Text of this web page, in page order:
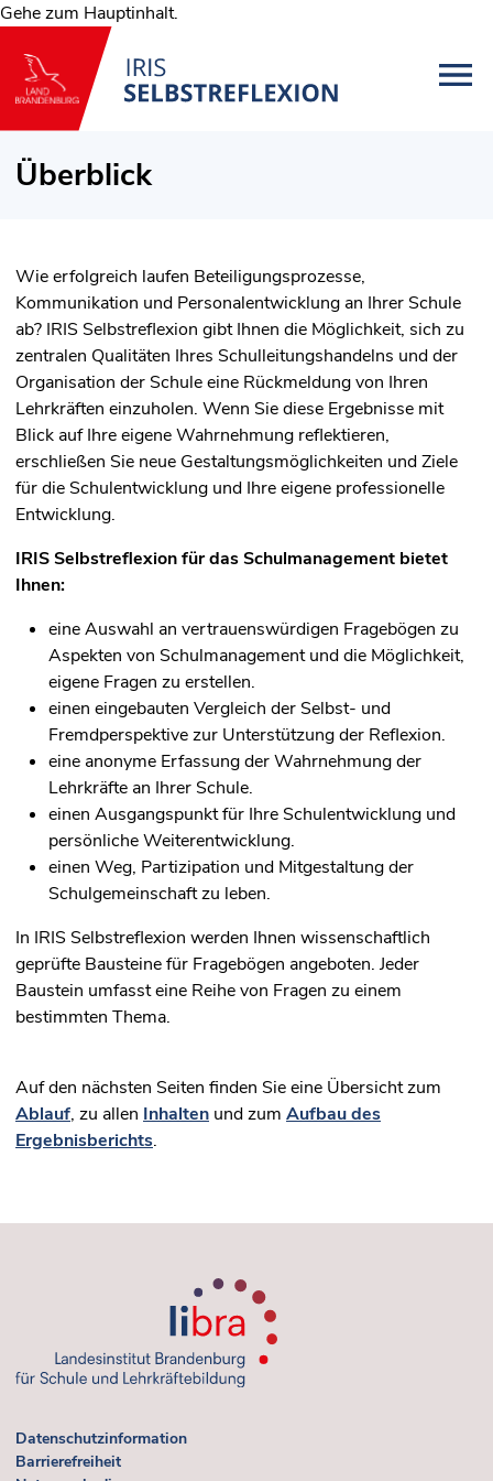
Gehe zum Hauptinhalt.
Überblick
Wie erfolgreich laufen Beteiligungsprozesse,
Kommunikation und Personalentwicklung an Ihrer Schule
ab? IRIS Selbstreflexion gibt Ihnen die Möglichkeit, sich zu
zentralen Qualitäten Ihres Schulleitungshandelns und der
Organisation der Schule eine Rückmeldung von Ihren
Lehrkräften einzuholen. Wenn Sie diese Ergebnisse mit
Blick auf Ihre eigene Wahrnehmung reflektieren,
erschließen Sie neue Gestaltungsmöglichkeiten und Ziele
für die Schulentwicklung und Ihre eigene professionelle
Entwicklung.
IRIS Selbstreflexion für das Schulmanagement bietet
Ihnen:
eine Auswahl an vertrauenswürdigen Fragebögen zu
Aspekten von Schulmanagement und die Möglichkeit,
eigene Fragen zu erstellen.
einen eingebauten Vergleich der Selbst- und
Fremdperspektivezur Unterstützung der Reflexion.
eine anonyme Erfassung der Wahrnehmung der
Lehrkräfte an Ihrer Schule.
einen Ausgangspunkt für Ihre Schulentwicklung und
persönliche Weiterentwicklung.
einen Weg, Partizipation und Mitgestaltung der
Schulgemeinschaft zu leben.
In IRIS Selbstreflexion werden Ihnen wissenschaftlich
geprüfte Bausteine für Fragebögen angeboten. Jeder
Baustein umfasst eine Reihe von Fragen zu einem
bestimmten Thema.
Auf den nächsten Seiten finden Sie eine Übersicht zum
Ablauf, zu allen Inhalten und zum Aufbau des
Ergebnisberichts.
Datenschutzinformation
Barrierefreiheit